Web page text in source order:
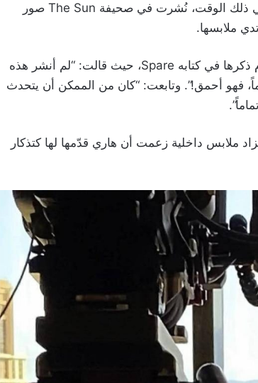
Wynn Las Vegas في لاس فيغاس عام 2012. وفي ذلك الوقت، نُشرت في صحيفة The Sun صور
ملابسها.
وأكّدت كاري أنها غاضبة وتريد الانتقام من هاري لعدم ذكرها في كتابه Spare، حيث قالت: “لم أنشر هذه
فهو أحمق!”. وتابعت: “كان من الممكن أن يتحدث
كاري في المزاد ملابس داخلية زعمت أن هاري قدّمها لها كتذكار